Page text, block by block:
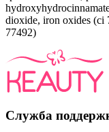
dioxide, iron oxides (ci
77492)
Служба